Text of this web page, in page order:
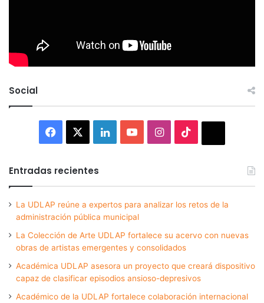
Social
Facebook LinkedInYouTubeInstagram
Entradas recientes
La UDLAP reúne a expertos para analizar los retos de la
administración pública municipal
La Colección de Arte UDLAP fortalece su acervo con nuevas
obras de artistas emergentes y consolidados
Académica UDLAP asesora un proyecto que creará dispositivo
capaz de clasificar episodios ansioso-depresivos
Académico de la UDLAP fortalece colaboración internacional